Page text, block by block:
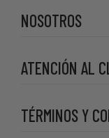
NOSOTROS
ATENCIÓN AL
TÉRMINOS Y